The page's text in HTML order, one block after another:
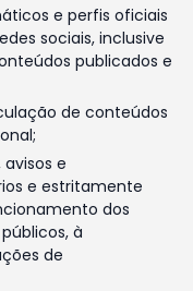
e perfis oficiais
sociais, inclusive
publicados e
de conteúdos
e
e estritamente
dos
à
de